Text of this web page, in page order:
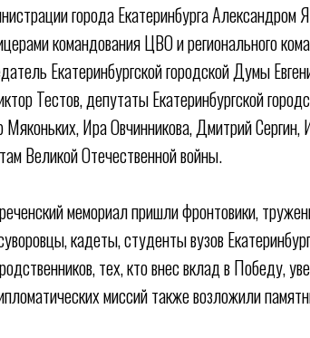
города Екатеринбурга Александром
командования ЦВО и регионального
Екатеринбургской городской Думы
Тестов, депутаты Екатеринбургской
Ира Овчинникова, Дмитрий Сергин,
Великой Отечественной войны.
мемориал пришли фронтовики,
кадеты, студенты вузов
тех, кто внес вклад в Победу,
миссий также возложили